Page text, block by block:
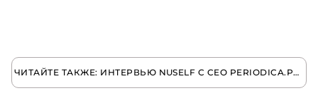
ЧИТАЙТЕ ТАКЖЕ: ИНТЕРВЬЮ NUSELF C CEO PERIODICA.PRESS ВАРЕЙ ВЕДЕНЕЕВОЙ